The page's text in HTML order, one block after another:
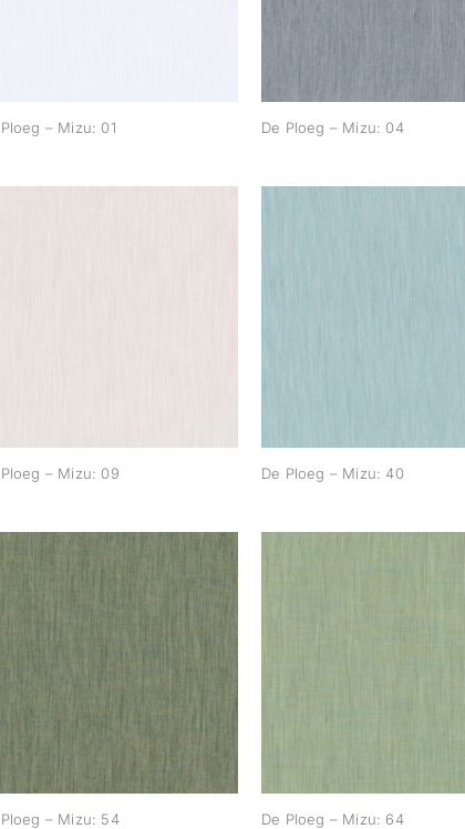
– Mizu: 01 De Ploeg – Mizu: 04
– Mizu: 09 De Ploeg – Mizu: 40
De Ploeg – Mizu: 54
– Mizu: 54
De Ploeg – Mizu: 64
De Ploeg – Mizu: 64